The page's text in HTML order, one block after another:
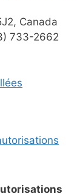
Canada
733-2662